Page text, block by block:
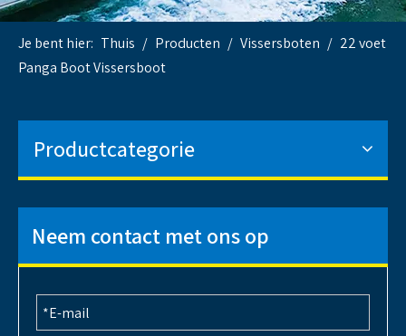
Je bent hier: Thuis / Producten / Vissersboten / 22 voet
Panga Boot Vissersboot
Productcategorie
Neem contact met ons op